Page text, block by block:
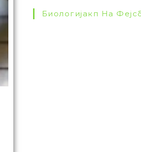
Биологијакп На